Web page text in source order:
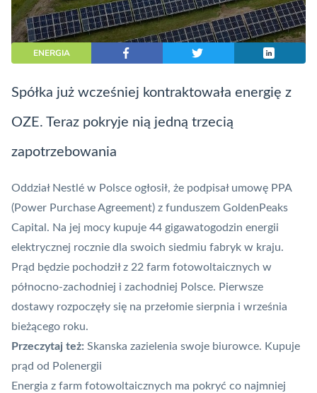
ENERGIA
Spółka już wcześniej kontraktowała energię z
OZE. Teraz pokryje nią jedną trzecią
zapotrzebowania
Oddział Nestlé w Polsce ogłosił, że podpisał umowę PPA
(Power Purchase Agreement) z funduszem GoldenPeaks
Capital. Na jej mocy kupuje 44 gigawatogodzin energii
elektrycznej rocznie dla swoich siedmiu fabryk w kraju.
Prąd będzie pochodził z 22 farm fotowoltaicznych w
północno-zachodniej i zachodniej Polsce. Pierwsze
dostawy rozpoczęły się na przełomie sierpnia i września
bieżącego roku.
Przeczytaj też: Skanska zazielenia swoje biurowce. Kupuje
prąd od Polenergii
Energia z farm fotowoltaicznych ma pokryć co najmniej